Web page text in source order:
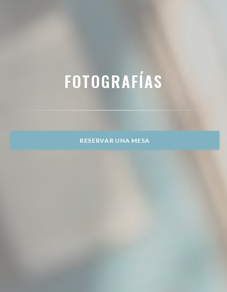
FOTOGRAFÍAS
RESERVAR UNA MESA